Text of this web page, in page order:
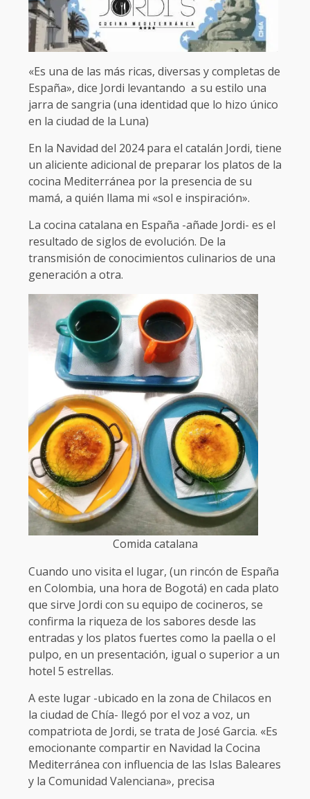
«Es una de las más ricas, diversas y completas de
España», dice Jordi levantando a su estilo una
jarra de sangria (una identidad que lo hizo único
en la ciudad de la Luna)
En la Navidad del 2024 para el catalán Jordi, tiene
un aliciente adicional de preparar los platos de la
cocina Mediterránea por la presencia de su
mamá, a quién llama mi «sol e inspiración».
La cocina catalana en España -añade Jordi- es el
resultado de siglos de evolución. De la
transmisión de conocimientos culinarios de una
generación a otra.
Comida catalana
Cuando uno visita el lugar, (un rincón de España
en Colombia, una hora de Bogotá) en cada plato
que sirve Jordi con su equipo de cocineros, se
confirma la riqueza de los sabores desde las
entradas y los platos fuertes como la paella o el
pulpo, en un presentación, igual o superior a un
hotel 5 estrellas.
A este lugar -ubicado en la zona de Chilacos en
la ciudad de Chía- llegó por el voz a voz, un
compatriota de Jordi, se trata de José Garcia. «Es
emocionante compartir en Navidad la Cocina
Mediterránea con influencia de las Islas Baleares
y la Comunidad Valenciana», precisa